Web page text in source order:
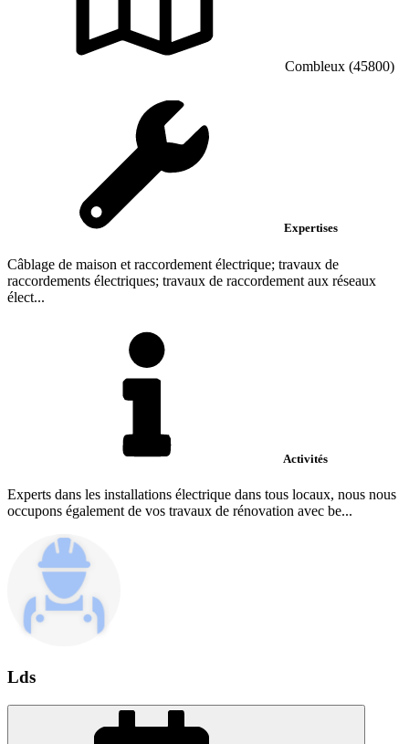
Combleux (45800)
Expertises
Câblage de maison et raccordement électrique; travaux de
raccordements électriques; travaux de raccordement aux réseaux
élect...
Activités
Experts dans les installations électrique dans tous locaux, nous nous
occupons également de vos travaux de rénovation avec be...
Lds